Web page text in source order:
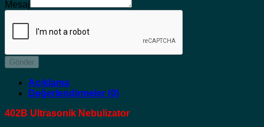
Mesaj
Gönder
Açıklama
Değerlendirmeler (0)
402B Ultrasonik Nebulizator